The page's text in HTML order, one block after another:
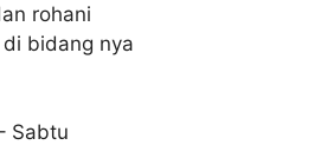
rohani
bidang nya
Sabtu